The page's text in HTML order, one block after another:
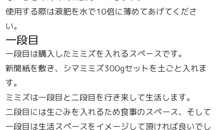
使用する際は液肥を水で10倍に薄めてあげてくださ
い。
一段目
一段目は購入したミミズを入れるスペースです。
新聞紙を敷き、シマミミズ300gセットを土ごと入れま
す。
ミミズは一段目と二段目を行き来して生活します。
二段目には生ごみを入れるため食事のスペース、そして
一段目は生活スペースをイメージして頂ければ良いでし